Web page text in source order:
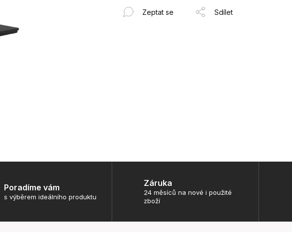
Zeptat se Sdílet
Poradíme vám
s výběrem ideálního produktu
Záruka
24 měsíců na nové i použité
zboží